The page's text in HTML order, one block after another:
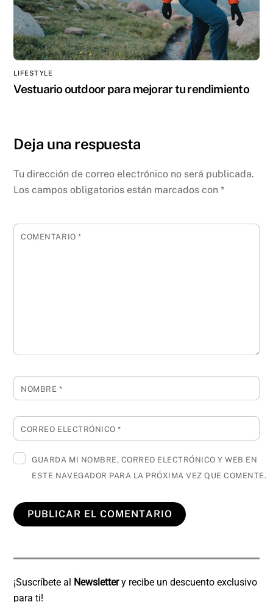
LIFESTYLE
Vestuario outdoor para mejorar tu rendimiento
Deja una respuesta
Tu dirección de correo electrónico no será publicada.
Los campos obligatorios están marcados con*
COMENTARIO*
NOMBRE *
CORREO ELECTRÓNICO*
GUARDA MI NOMBRE, CORREO ELECTRÓNICO Y WEB EN
ESTE NAVEGADOR PARA LA PRÓXIMA VEZ QUE COMENTE.
¡Suscríbete al Newslettery recibe un descuento exclusivo
para ti!